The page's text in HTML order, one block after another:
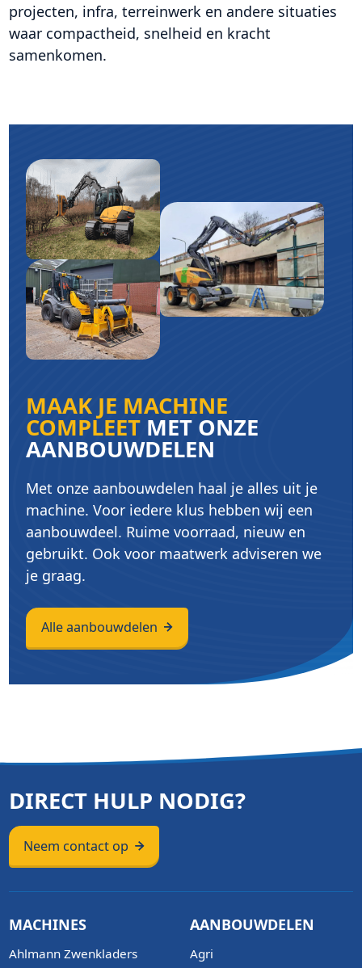
projecten, infra, terreinwerk en andere situaties
waar compactheid, snelheid en kracht
samenkomen.
MAAK JE MACHINE
COMPLEET MET ONZE
AANBOUWDELEN
Met onze aanbouwdelen haal je alles uit je
machine. Voor iedere klus hebben wij een
aanbouwdeel. Ruime voorraad, nieuw en
gebruikt. Ook voor maatwerk adviseren we
je graag.
Alle aanbouwdelen
DIRECT HULP NODIG?
Neem contact op
MACHINES
Ahlmann Zwenkladers
AANBOUWDELEN
Agri